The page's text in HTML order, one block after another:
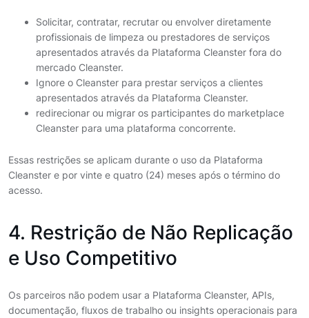
Solicitar, contratar, recrutar ou envolver diretamente
profissionais de limpeza ou prestadores de serviços
apresentados através da Plataforma Cleanster fora do
mercado Cleanster.
Ignore o Cleanster para prestar serviços a clientes
apresentados através da Plataforma Cleanster.
redirecionar ou migrar os participantes do marketplace
Cleanster para uma plataforma concorrente.
Essas restrições se aplicam durante o uso da Plataforma
Cleanster e por vinte e quatro (24) meses após o término do
acesso.
4. Restrição de Não Replicação
e Uso Competitivo
Os parceiros não podem usar a Plataforma Cleanster, APIs,
documentação, fluxos de trabalho ou insights operacionais para